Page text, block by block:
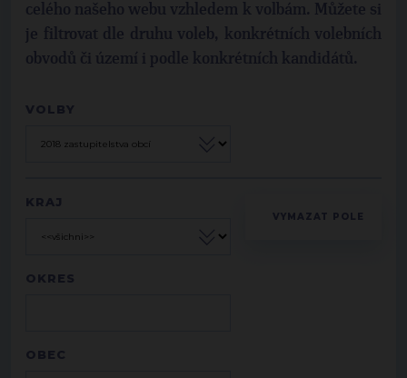
celého našeho webu vzhledem k volbám. Můžete si
je filtrovat dle druhu voleb, konkrétních volebních
obvodů či území i podle konkrétních kandidátů.
VOLBY
KRAJ
OKRES
OBEC